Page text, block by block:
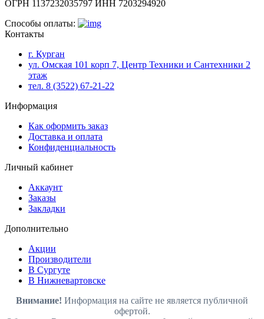
ОГРН 1137232035797 ИНН 7203294920
Способы оплаты:
Контакты
г. Курган
ул. Омская 101 корп 7, Центр Техники и Сантехники 2
этаж
тел. 8 (3522) 67-21-22
Информация
Как оформить заказ
Доставка и оплата
Конфиденциальность
Личный кабинет
Аккаунт
Заказы
Закладки
Дополнительно
Акции
Производители
В Сургуте
В Нижневартовске
Внимание! Информация на сайте не является публичной
офертой.